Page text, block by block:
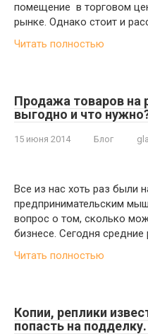
помещение в торговом
рынке. Однако стоит и
Читать полностью
Продажа товаров на
выгодно и что
15 июня 2014 Блог
Все из нас хоть раз были
предпринимательским
вопрос о том, сколько
бизнесе. Сегодня средние
Читать полностью
Копии, реплики
попасть на